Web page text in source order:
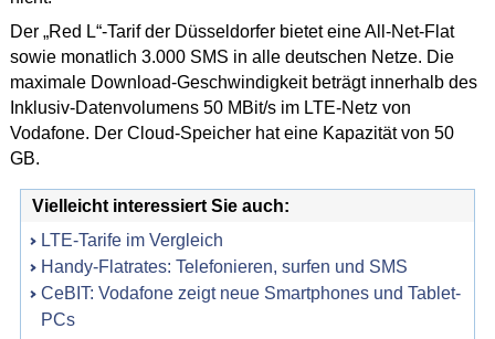
Der „Red L“-Tarif der Düsseldorfer bietet eine All-Net-Flat
sowie monatlich 3.000 SMS in alle deutschen Netze. Die
maximale Download-Geschwindigkeit beträgt innerhalb des
Inklusiv-Datenvolumens 50 MBit/s im LTE-Netz von
Vodafone. Der Cloud-Speicher hat eine Kapazität von 50
GB.
Vielleicht interessiert Sie auch:
LTE-Tarife im Vergleich
Handy-Flatrates: Telefonieren, surfen und SMS
CeBIT: Vodafone zeigt neue Smartphones und Tablet-
PCs